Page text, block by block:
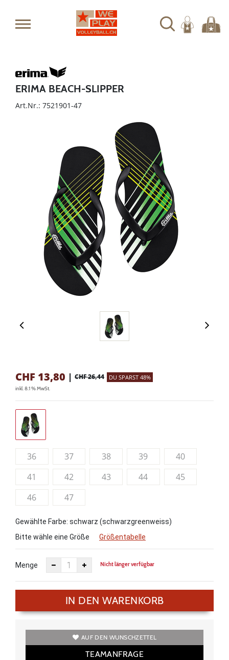
ERIMA BEACH-SLIPPER
Art.Nr.: 7521901-47
CHF 13,80 | CHF 26,44 DU SPARST 48%
inkl. 8.1 % MwSt.
36 37 38 39
40
41
42 43 44
45
46
47
Gewählte Farbe: schwarz (schwarzgreenweiss)
Bitte wähle eine Größe
Größentabelle
Menge Nicht länger verfügbar
IN DEN WARENKORB
AUF DEN WUNSCHZETTEL
TEAMANFRAGE